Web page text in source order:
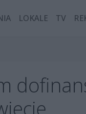
LOKALE TV